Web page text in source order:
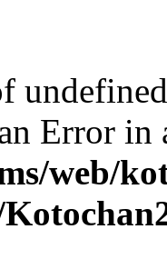
Error in
web/